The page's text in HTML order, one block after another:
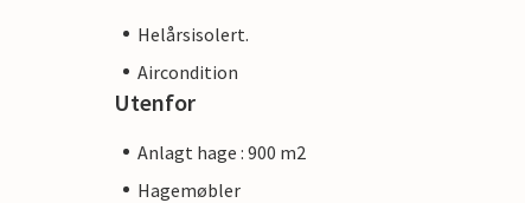
Helårsisolert.
Aircondition
Utenfor
Anlagt hage : 900 m2
Hagemøbler